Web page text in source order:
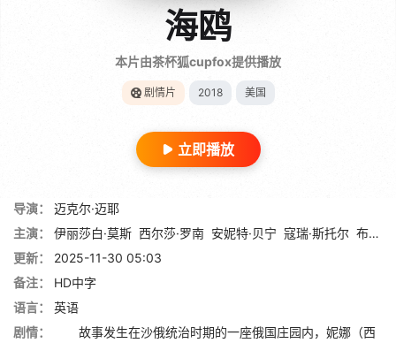
海鸥
本片由茶杯狐cupfox提供播放
剧情片 2018 美国
立即播放
导演：
迈克尔·迈耶
主演：
伊丽莎白·莫斯 西尔莎·罗南 安妮特·贝宁 寇瑞·斯托尔 布莱恩·丹内利
更新：
2025-11-30 05:03
备注：
HD中字
语言：
英语
剧情：
故事发生在沙俄统治时期的一座俄国庄园内，妮娜（西